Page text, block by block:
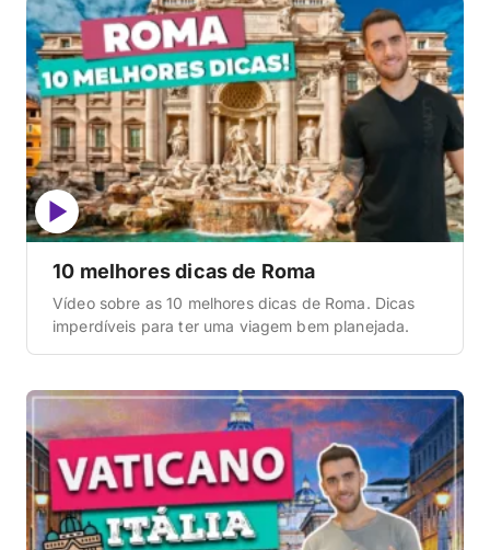
10 melhores dicas de Roma
Vídeo sobre as 10 melhores dicas de Roma. Dicas
imperdíveis para ter uma viagem bem planejada.